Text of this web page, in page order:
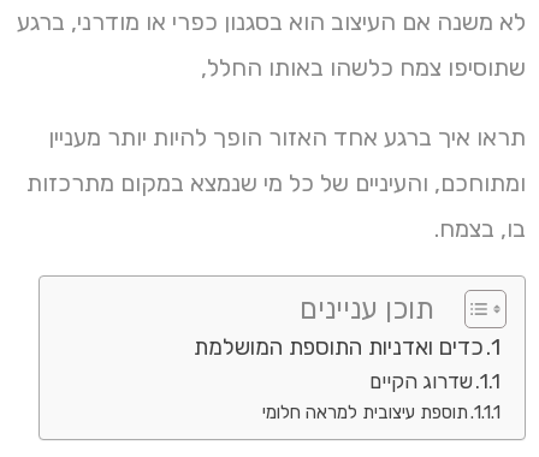
לא משנה אם העיצוב הוא בסגנון כפרי או מודרני, ברגע
שתוסיפו צמח כלשהו באותו החלל,
תראו איך ברגע אחד האזור הופך להיות יותר מעניין
ומתוחכם, והעיניים של כל מי שנמצא במקום מתרכזות
בו, בצמח.
תוכן עניינים
כדים ואדניות התוספת המושלמת
שדרוג הקיים
תוספת עיצובית למראה חלומי